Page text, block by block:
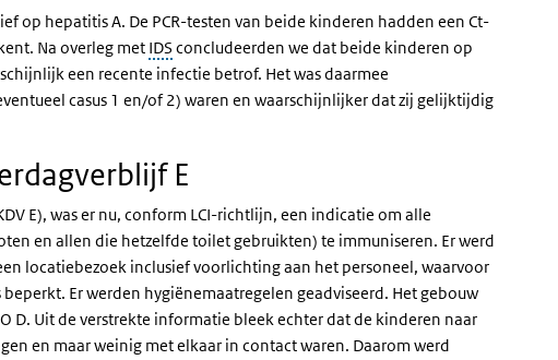
op hepatitis A. De PCR-testen van beide kinderen hadden een Ct-
Na overleg met IDS concludeerden we dat beide kinderen op
een recente infectie betrof. Het was daarmee
casus 1 en/of 2) waren en waarschijnlijker dat zij gelijktijdig
E
E), was er nu, conform LCI-richtlijn, een indicatie om alle
en allen die hetzelfde toilet gebruikten) te immuniseren. Er werd
locatiebezoek inclusief voorlichting aan het personeel, waarvoor
Er werden hygiënemaatregelen geadviseerd. Het gebouw
D. Uit de verstrekte informatie bleek echter dat de kinderen naar
en maar weinig met elkaar in contact waren. Daarom werd